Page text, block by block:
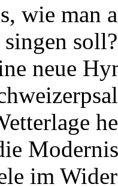
wie man
neue
im